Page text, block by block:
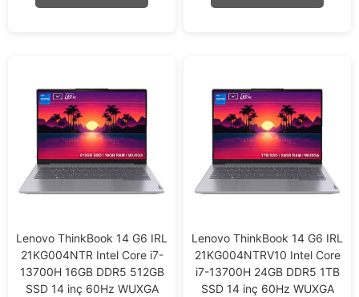
Lenovo ThinkBook 14 G6 IRL
21KG004NTR Intel Core i7-
13700H 16GB DDR5 512GB
SSD 14 inç 60Hz WUXGA
Lenovo ThinkBook 14 G6 IRL
21KG004NTRV10 Intel Core
i7-13700H 24GB DDR5 1TB
SSD 14 inç 60Hz WUXGA